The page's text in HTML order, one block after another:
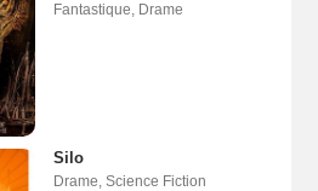
Fantastique, Drame
Silo
Drame, Science Fiction